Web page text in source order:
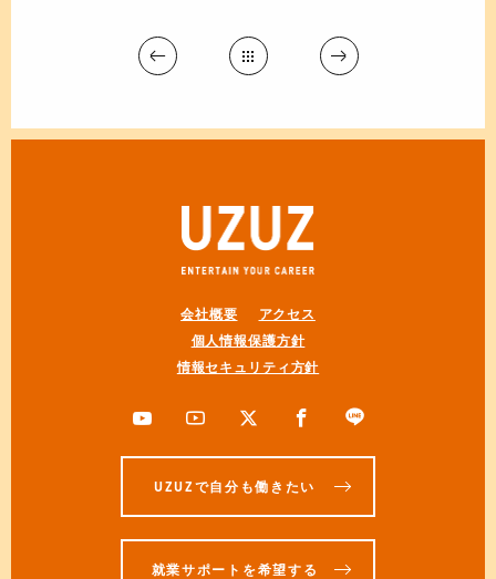
会社概要
アクセス
個人情報保護方針
情報セキュリティ方針
UZUZで自分も働きたい
就業サポートを希望する